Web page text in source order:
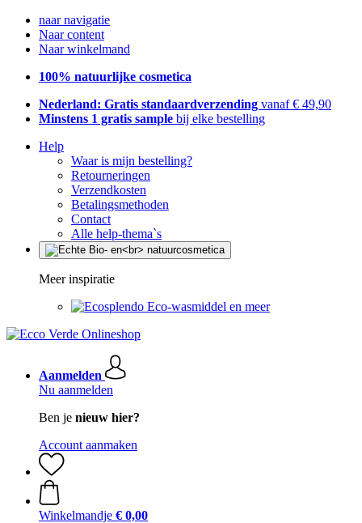
naar navigatie
Naar content
Naar winkelmand
100% natuurlijke cosmetica
Nederland: Gratis standaardverzending vanaf € 49,90
Minstens 1 gratis sample bij elke bestelling
Help
Waar is mijn bestelling?
Retourneringen
Verzendkosten
Betalingsmethoden
Contact
Alle help-thema`s
Meer inspiratie
Eco-wasmiddel en meer
Aanmelden
Nu aanmelden
Ben je nieuw hier?
Account aanmaken
Winkelmandje € 0,00